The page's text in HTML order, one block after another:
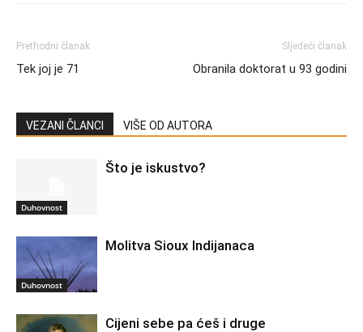
Prethodni članak
Tek joj je 71
Sljedeći članak
Obranila doktorat u 93 godini
VEZANI ČLANCI VIŠE OD AUTORA
Duhovnost
Što je iskustvo?
Duhovnost
Molitva Sioux Indijanaca
Cijeni sebe pa ćeš i druge